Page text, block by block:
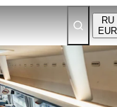
RU
EUR